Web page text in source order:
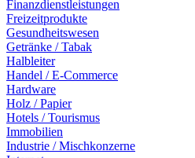
Finanzdienstleistungen
Freizeitprodukte
Gesundheitswesen
Getränke / Tabak
Halbleiter
Handel / E-Commerce
Hardware
Holz / Papier
Hotels / Tourismus
Immobilien
Industrie / Mischkonzerne